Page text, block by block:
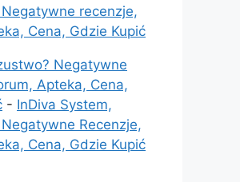
recenzje,
Cena, Gdzie Kupić
Negatywne
Apteka, Cena,
- InDiva System,
Recenzje,
Cena, Gdzie Kupić